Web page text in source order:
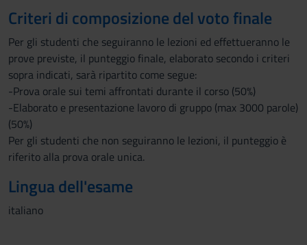
Criteri di composizione del voto finale
Per gli studenti che seguiranno le lezioni ed effettueranno le
prove previste, il punteggio finale, elaborato secondo i criteri
sopra indicati, sarà ripartito come segue:
-Prova orale sui temi affrontati durante il corso (50%)
-Elaborato e presentazione lavoro di gruppo (max 3000 parole)
(50%)
Per gli studenti che non seguiranno le lezioni, il punteggio è
riferito alla prova orale unica.
Lingua dell'esame
italiano